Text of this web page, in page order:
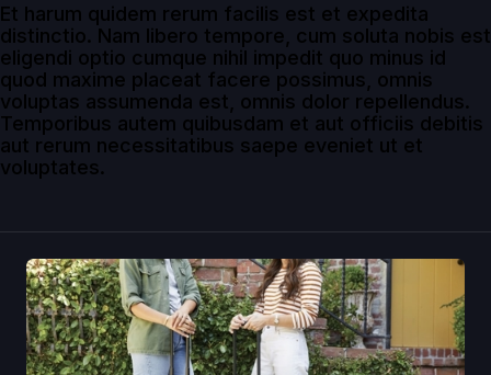
Et harum quidem rerum facilis est et expedita
distinctio. Nam libero tempore, cum soluta nobis est
eligendi optio cumque nihil impedit quo minus id
quod maxime placeat facere possimus, omnis
voluptas assumenda est, omnis dolor repellendus.
Temporibus autem quibusdam et aut officiis debitis
aut rerum necessitatibus saepe eveniet ut et
voluptates.